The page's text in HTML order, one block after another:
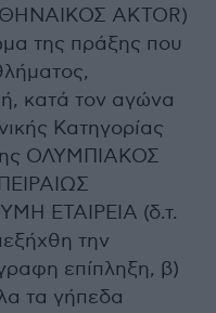
AKTOR)
της πράξης που
κατά τον αγώνα
Κατηγορίας
ΟΛΥΜΠΙΑΚΟΣ
ΕΤΑΙΡΕΙΑ (δ.τ.
την
επίπληξη, β)
τα γήπεδα